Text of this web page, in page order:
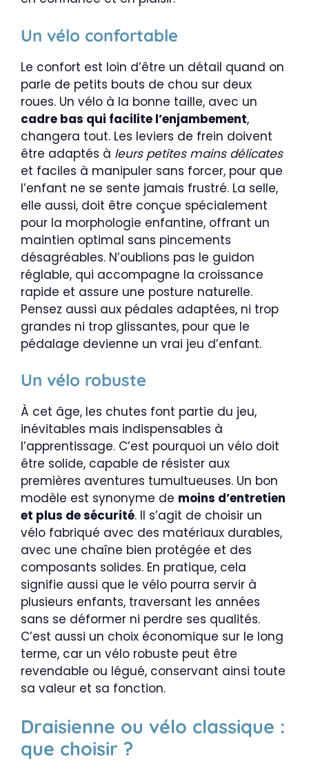
Un vélo confortable
Le confort est loin d’être un détail quand on
parle de petits bouts de chou sur deux
roues. Un vélo à la bonne taille, avec un
cadre bas qui facilite l’enjambement,
changera tout. Les leviers de frein doivent
être adaptés à leurs petites mains délicates
et faciles à manipuler sans forcer, pour que
l’enfant ne se sente jamais frustré. La selle,
elle aussi, doit être conçue spécialement
pour la morphologie enfantine, offrant un
maintien optimal sans pincements
désagréables. N’oublions pas le guidon
réglable, qui accompagne la croissance
rapide et assure une posture naturelle.
Pensez aussi aux pédales adaptées, ni trop
grandes ni trop glissantes, pour que le
pédalage devienne un vrai jeu d’enfant.
Un vélo robuste
À cet âge, les chutes font partie du jeu,
inévitables mais indispensables à
l’apprentissage. C’est pourquoi un vélo doit
être solide, capable de résister aux
premières aventures tumultueuses. Un bon
modèle est synonyme de moins d’entretien
et plus de sécurité. Il s’agit de choisir un
vélo fabriqué avec des matériaux durables,
avec une chaîne bien protégée et des
composants solides. En pratique, cela
signifie aussi que le vélo pourra servir à
plusieurs enfants, traversant les années
sans se déformer ni perdre ses qualités.
C’est aussi un choix économique sur le long
terme, car un vélo robuste peut être
revendable ou légué, conservant ainsi toute
sa valeur et sa fonction.
Draisienne ou vélo classique :
que choisir ?